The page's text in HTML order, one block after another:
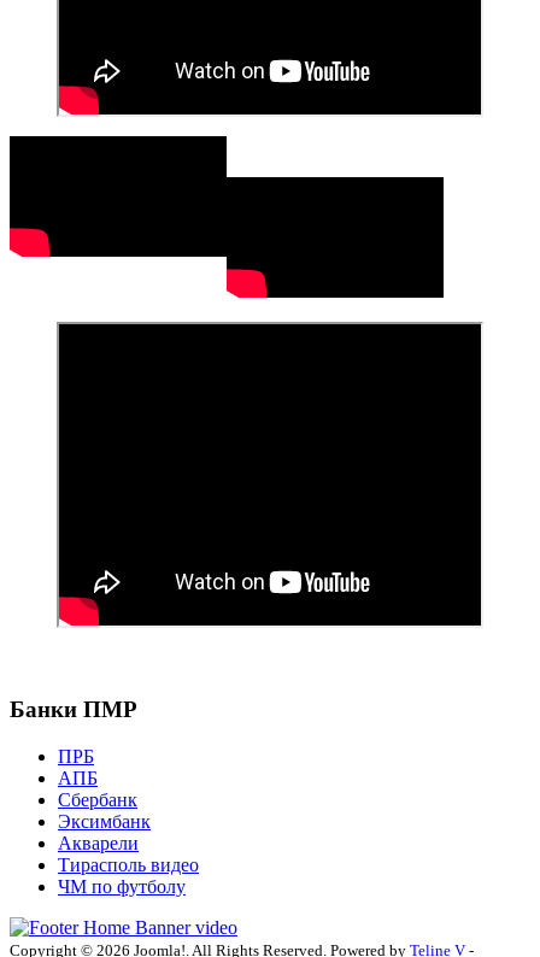
Банки ПМР
ПРБ
АПБ
Сбербанк
Эксимбанк
Акварели
Тирасполь видео
ЧМ по футболу
Copyright © 2026 Joomla!. All Rights Reserved. Powered by Teline V -